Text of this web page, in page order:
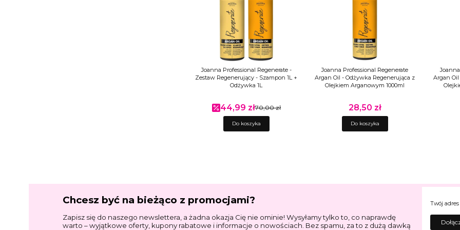
Joanna Professional Regenerate -
Zestaw Regenerujący - Szampon 1L +
Odżywka 1L
Cena promocyjna
44,99 zł70,00 zł
Do koszyka
Joanna Professional Regenerate
Argan Oil - Odżywka Regenerująca z
Olejkiem Arganowym 1000ml
Cena
28,50 zł
Do koszyka
Argan
Chcesz być na bieżąco z promocjami?
Zapisz się do naszego newslettera, a żadna okazja Cię nie ominie! Wysyłamy tylko to, co naprawdę
warto – wyjątkowe oferty, kupony rabatowe i informacje o nowościach. Bez spamu, za to z dużą dawką
Twój